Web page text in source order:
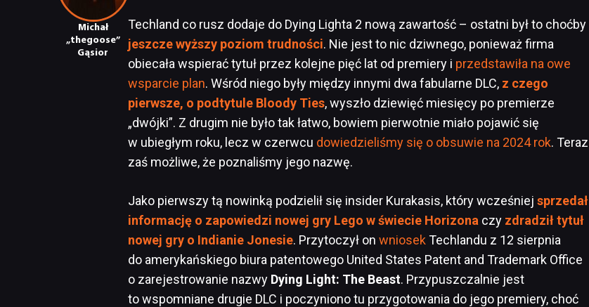
Michał
„thegoose”
Gąsior
Techland co rusz dodaje do Dying Lighta 2 nową zawartość – ostatni był to choćby
jeszcze wyższy poziom trudności. Nie jest to nic dziwnego, ponieważ firma
obiecała wspierać tytuł przez kolejne pięć lat od premiery i przedstawiła na owe
wsparcie plan. Wśród niego były między innymi dwa fabularne DLC, z czego
pierwsze, o podtytule Bloody Ties, wyszło dziewięć miesięcy po premierze
„dwójki”. Z drugim nie było tak łatwo, bowiem pierwotnie miało pojawić się
w ubiegłym roku, lecz w czerwcu dowiedzieliśmy się o obsuwie na 2024 rok. Teraz
zaś możliwe, że poznaliśmy jego nazwę.
Jako pierwszy tą nowinką podzielił się insider Kurakasis, który wcześniej sprzedał
informację o zapowiedzi nowej gry Lego w świecie Horizona czy zdradził tytuł
nowej gry o Indianie Jonesie. Przytoczył on wniosekTechlandu z 12 sierpnia
do amerykańskiego biura patentowego United States Patent and Trademark Office
o zarejestrowanie nazwy Dying Light: The Beast. Przypuszczalnie jest
to wspomniane drugie DLC i poczyniono tu przygotowania do jego premiery, choć